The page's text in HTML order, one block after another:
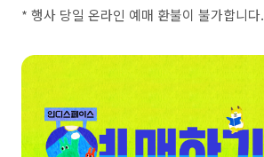
* 행사 당일 온라인 예매 환불이 불가합니다.